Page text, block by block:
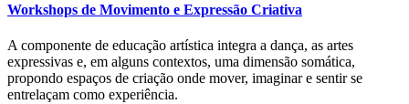
Workshops de Movimento e Expressão Criativa
A componente de educação artística integra a dança, as artes
expressivas e, em alguns contextos, uma dimensão somática,
propondo espaços de criação onde mover, imaginar e sentir se
entrelaçam como experiência.